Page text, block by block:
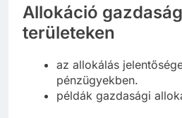
Allokáció
területeken
az allokálás
pénzügyekben.
példák gazdasági